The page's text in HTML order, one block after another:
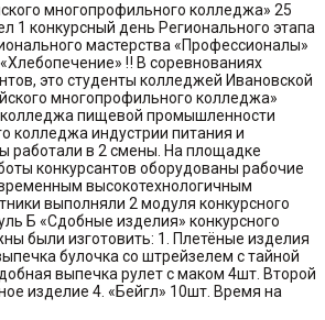
многопрофильного колледжа» 25
1 конкурсный день Регионального этапа
мастерства «Профессионалы»
‼️ В соревнованиях
это студенты колледжей Ивановской
многопрофильного колледжа»
пищевой промышленности
колледжа индустрии питания и
работали в 2 смены. На площадке
конкурсантов оборудованы рабочие
высокотехнологичным
выполняли 2 модуля конкурсного
Б «Сдобные изделия» конкурсного
были изготовить: 1. Плетёные изделия
булочка со штрейзелем с тайной
выпечка рулет с маком 4шт. Второй
изделие 4. «Бейгл» 10шт. Время на